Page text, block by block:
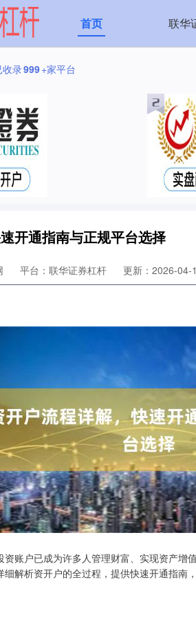
首页 联华
收录999+家平台
开通指南与正规平台选择
平台：联华证券杠杆 更新：2026-04-
账户已成为许多人管理财富、实现资产增
解析资开户的全过程，提供快速开通指南